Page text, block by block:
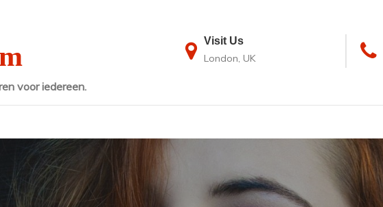
voor iedereen.
Visit Us
London, UK